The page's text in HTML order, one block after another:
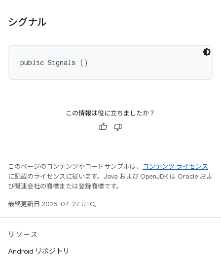
シグナル
public Signals ()
この情報は役に立ちましたか？
このページのコンテンツやコードサンプルは、
コンテンツ ライセンス
に記載のライセンスに従います。Java および OpenJDK は Oracle およ
び関連会社の商標または登録商標です。
最終更新日 2025-07-27 UTC。
リソース
Android リポジトリ